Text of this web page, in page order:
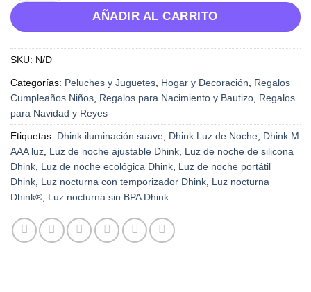
AÑADIR AL CARRITO
SKU: N/D
Categorías: Peluches y Juguetes Hogar y Decoración
Regalos
Cumpleaños Niños Regalos para Nacimiento y Bautizo Regalos
para Navidad y Reyes
Etiquetas: Dhink iluminación suave Dhink Luz de Noche Dhink M
AAA luz Luz de noche ajustable Dhink Luz de noche de silicona
Dhink Luz de noche ecológica Dhink Luz de noche portátil
Dhink Luz nocturna con temporizador Dhink Luz nocturna
Dhink® Luz nocturna sin BPA Dhink